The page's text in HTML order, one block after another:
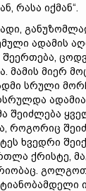
რასა იქმან“.
ადამის
მამის მიერ
სრული
შეიძლება
როგორიც
ხვედრი
ქრისტე,